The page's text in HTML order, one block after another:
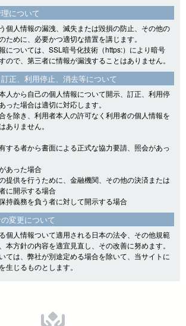
について
個人情報の漏洩、滅失または毀損の防止、その他の
ために、必要かつ適切な措置を講じます。
については、SSL暗号化技術（https:）により暗号
ので、第三者に情報が漏洩することはありません。
正、利用停止、消去等について
人から自己の個人情報について開示、訂正、利用停
った場合は適切に対応します。
を除き、利用者本人の許可なく利用者の個人情報を
ありません。
する者から書面による正式な協力要請、照会があっ
あった場合
提供を行うために、金融機関、その他の決済または
に開示する場合
持義務を負う者に対して開示する場合
変更について
個人情報ついて適用される日本の法令、その他規範
本方針の内容を適宜見直し、その改善に努めます。
ては、弊社が別途定める場合を除いて、当サイトに
生じるものとします。